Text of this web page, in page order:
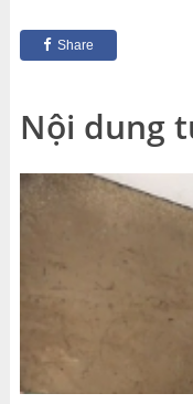
Share
Nội dung